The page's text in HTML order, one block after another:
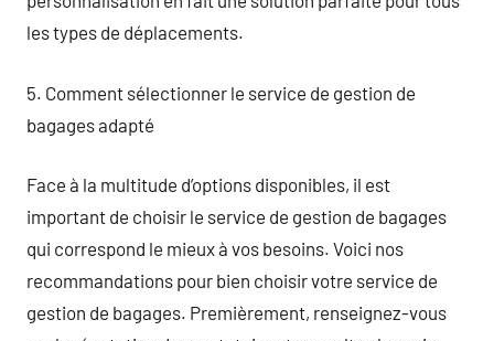
les types de déplacements.
5. Comment sélectionner le service de gestion de
bagages adapté
Face à la multitude d’options disponibles, il est
important de choisir le service de gestion de bagages
qui correspond le mieux à vos besoins. Voici nos
recommandations pour bien choisir votre service de
gestion de bagages. Premièrement, renseignez-vous